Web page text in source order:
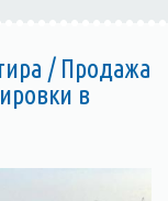
/ Продажа
в